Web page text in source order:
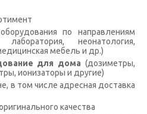
по направлениям
лаборатория, неонатология,
мебель и др.)
для дома (дозиметры,
ионизаторы и другие)
в том числе адресная доставка
качества